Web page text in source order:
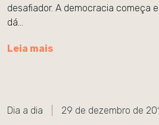
desafiador. A democracia começa
dá…
Leia mais
Dia a dia 29 de dezembro de